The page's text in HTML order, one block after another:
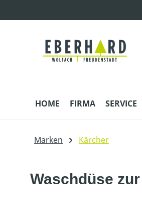
HOME FIRMA SERVICE
Marken Kärcher
Waschdüse